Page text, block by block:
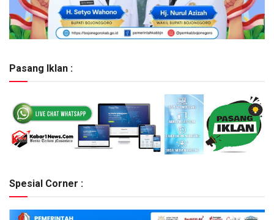
Pasang Iklan :
Spesial Corner :